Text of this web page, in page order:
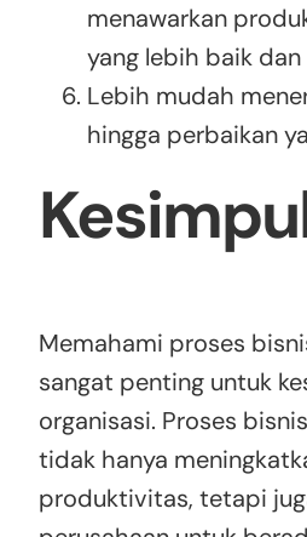
menawarkan
yang lebih baik
Lebih mudah
hingga perbaikan
Memahami proses
sangat penting untuk
organisasi. Proses
tidak hanya
produktivitas, tetapi